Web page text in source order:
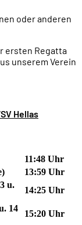
oder anderen
ersten Regatta
unserem Verein
Hellas
11:48 Uhr
13:59 Uhr
u.
14:25 Uhr
14
15:20 Uhr